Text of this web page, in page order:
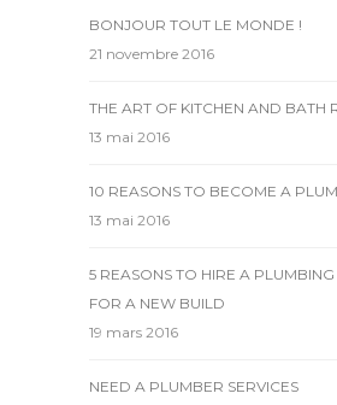
BONJOUR TOUT LE MONDE !
21 novembre 2016
THE ART OF KITCHEN AND BATH
13 mai 2016
10 REASONS TO BECOME A
13 mai 2016
5 REASONS TO HIRE A
FOR A NEW BUILD
19 mars 2016
NEED A PLUMBER SERVICES